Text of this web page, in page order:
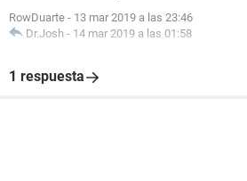
RowDuarte - 13 mar 2019 a las 23:46
Dr.Josh - 14 mar 2019 a las 01:58
1 respuesta